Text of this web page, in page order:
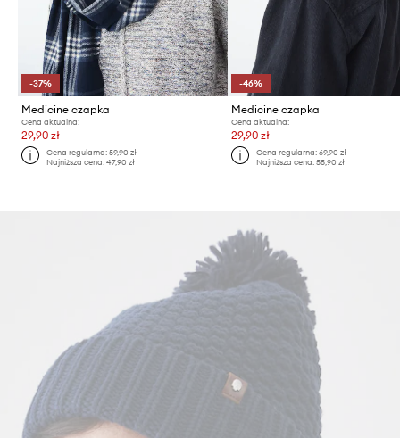
-37%
Medicine czapka
Cena aktualna:
29,90 zł
Cena regularna:59,90 zł
Najniższa cena:47,90 zł
-46%
Medicine czapka
Cena aktualna:
29,90 zł
Cena regularna: 69,90 zł
Najniższa cena: 55,90 zł